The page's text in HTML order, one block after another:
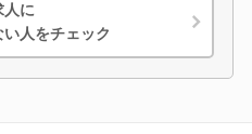
人に
人をチェック